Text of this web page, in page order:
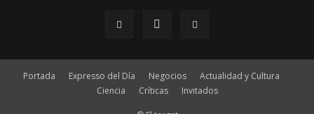
Portada Expresso del Día Negocios
Actualidad y Cultura
Ciencia
Críticas Invitados